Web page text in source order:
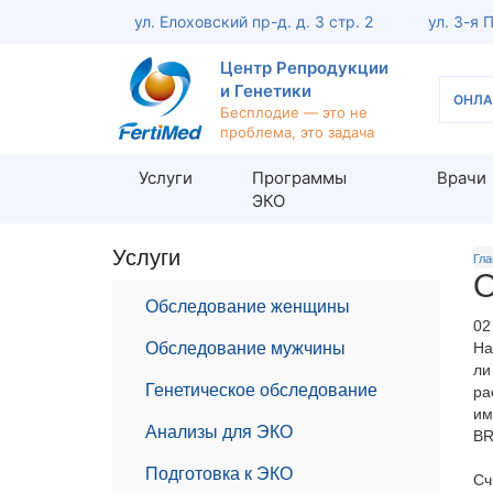
ул. Елоховский пр-д. д. 3 стр. 2 ул. 3-я
Центр Репродукции
и Генетики
Бесплодие — это не
проблема, это задача
Услуги
Обследование женщины
Консультация репродуктолога
Оценка проходимости маточных
труб (ЭХО-ГСГ)
Диагностика женского бесплодия
МАР-
УЗИ
мужчин
Программы
ЭКО
Врачи
Услуги
Обследование женщины
Обследование мужчины
Генетическое обследование
Анализы для ЭКО
Подготовка к ЭКО